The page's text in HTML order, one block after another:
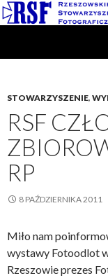
STOWARZYSZENIE,
RSF
RP
8 PAŹDZIERNIKA 2011
Miło nam
wystawy Fotoodlot
Rzeszowie prezes